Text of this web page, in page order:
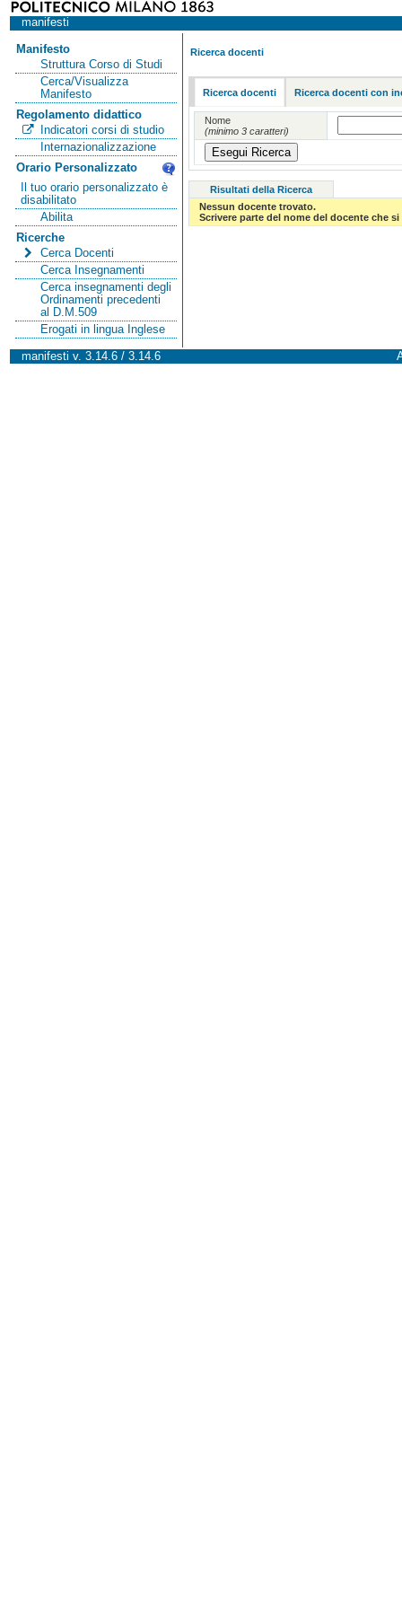
manifesti
Manifesto
Struttura Corso di Studi
Cerca/Visualizza
Manifesto
Regolamento didattico
Indicatori corsi di studio
Internazionalizzazione
Orario Personalizzato
Il tuo orario personalizzato è
disabilitato
Abilita
Ricerche
Cerca Docenti
Cerca Insegnamenti
Cerca insegnamenti degli
Ordinamenti precedenti
al D.M.509
Erogati in lingua Inglese
Ricerca docenti
Ricerca docenti Ricerca docenti con
Nome
(minimo 3 caratteri)
Risultati della Ricerca
Nessun docente trovato.
Scrivere parte del nome del docente che
manifesti v. 3.14.6 / 3.14.6